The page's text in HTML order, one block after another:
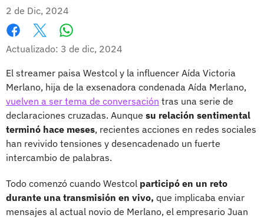
2 de Dic, 2024
Facebook
X
Actualizado: 3 de dic, 2024
El streamer paisa Westcol y la influencer Aída Victoria
Merlano, hija de la exsenadora condenada Aída Merlano,
vuelven a ser tema de conversación tras una serie de
declaraciones cruzadas. Aunque su relación sentimental
terminó hace meses, recientes acciones en redes sociales
han revivido tensiones y desencadenado un fuerte
intercambio de palabras.
Todo comenzó cuando Westcol participó en un reto
durante una transmisión en vivo, que implicaba enviar
mensajes al actual novio de Merlano, el empresario Juan